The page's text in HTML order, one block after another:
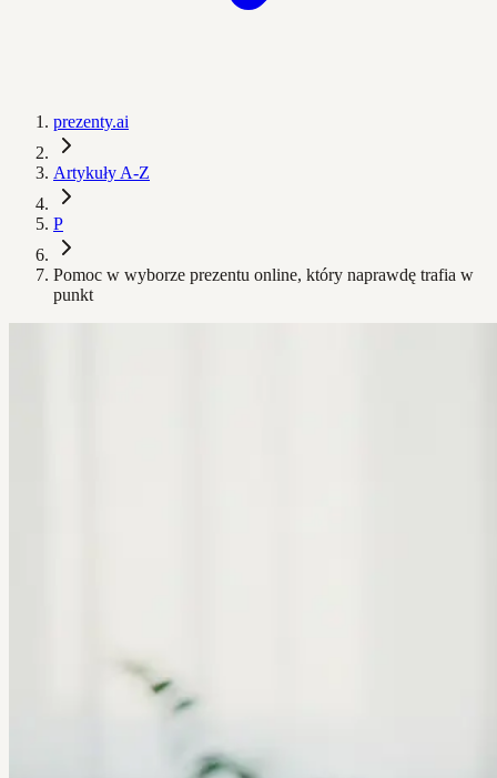
prezenty.ai
Artykuły A-Z
P
Pomoc w wyborze prezentu online, który naprawdę trafia w
punkt